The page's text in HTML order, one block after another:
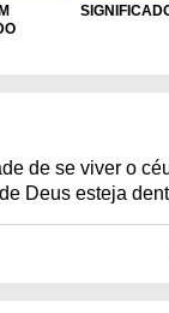
de se viver o
Deus esteja